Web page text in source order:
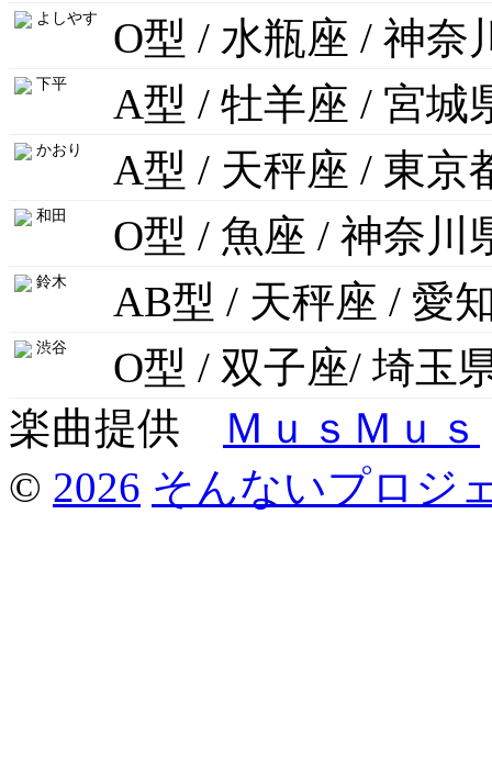
よしやす O型 / 水瓶座 / 神奈
下平 A型 / 牡羊座 / 宮城
かおり A型 / 天秤座 / 東京
和田 O型 / 魚座 / 神奈川
鈴木 AB型 / 天秤座 / 愛
渋谷
O型 / 双子座/ 埼玉
楽曲提供
ＭｕｓＭｕｓ
© 2026 そんないプロジ